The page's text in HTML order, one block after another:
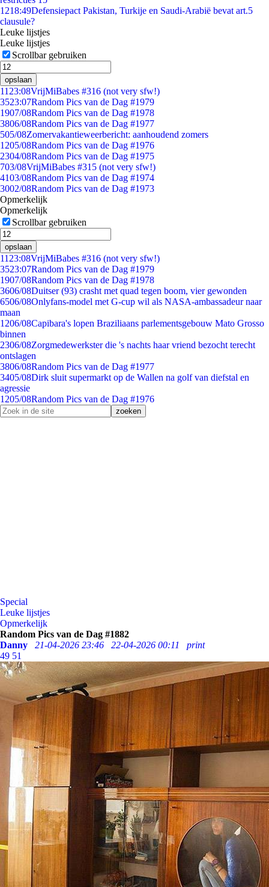
1218:49Defensiepact Pakistan, Turkije en Saudi-Arabië bevat art.5
clausule?
Leuke lijstjes
Leuke lijstjes
Scrollbar gebruiken
opslaan
11 23:08VrijMiBabes #316 (not very sfw!)
3523:07Random Pics van de Dag #1979
1907/08Random Pics van de Dag #1978
3806/08Random Pics van de Dag #1977
505/08Zomervakantieweerbericht: aanhoudend zomers
1205/08Random Pics van de Dag #1976
2304/08Random Pics van de Dag #1975
703/08VrijMiBabes #315 (not very sfw!)
4103/08Random Pics van de Dag #1974
3002/08Random Pics van de Dag #1973
Opmerkelijk
Opmerkelijk
Scrollbar gebruiken
opslaan
11 23:08VrijMiBabes #316 (not very sfw!)
3523:07Random Pics van de Dag #1979
1907/08Random Pics van de Dag #1978
3606/08Duitser (93) crasht met quad tegen boom, vier gewonden
6506/08Onlyfans-model met G-cup wil als NASA-ambassadeur naar
maan
1206/08Capibara's lopen Braziliaans parlementsgebouw Mato Grosso
binnen
2306/08Zorgmedewerkster die 's nachts haar vriend bezocht terecht
ontslagen
3806/08Random Pics van de Dag #1977
3405/08Dirk sluit supermarkt op de Wallen na golf van diefstal en
agressie
1205/08Random Pics van de Dag #1976
Special
Leuke lijstjes
Opmerkelijk
Random Pics van de Dag #1882
Danny
21-04-2026 23:46 22-04-2026 00:11
print
49 51